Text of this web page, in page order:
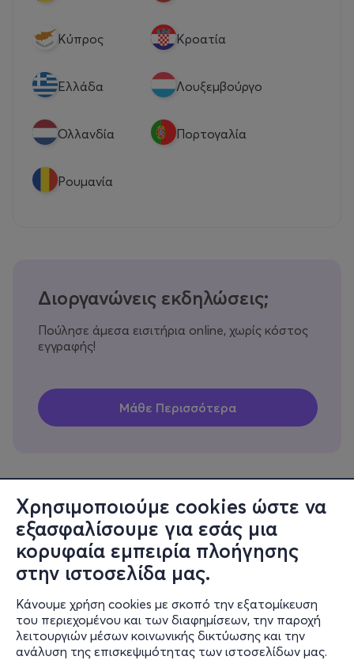
Χρησιμοποιούμε cookies ώστε να
εξασφαλίσουμε για εσάς μια
κορυφαία εμπειρία πλοήγησης
στην ιστοσελίδα μας.
Κάνουμε χρήση cookies με σκοπό την εξατομίκευση
του περιεχομένου και των διαφημίσεων, την παροχή
λειτουργιών μέσων κοινωνικής δικτύωσης και την
ανάλυση της επισκεψιμότητας των ιστοσελίδων μας.
Κύπρος Κροατία
Eλλάδα Λουξεμβούργο
Ολλανδία Πορτογαλία
Ρουμανία
Διοργανώνεις εκδηλώσεις;
Πούλησε άμεσα εισιτήρια online, χωρίς κόστος
εγγραφής!
Πληροφορίες
Υποστήριξη
Stay Connected